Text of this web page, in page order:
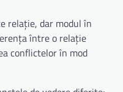
relație, dar modul în
între o relație
conflictelor în mod